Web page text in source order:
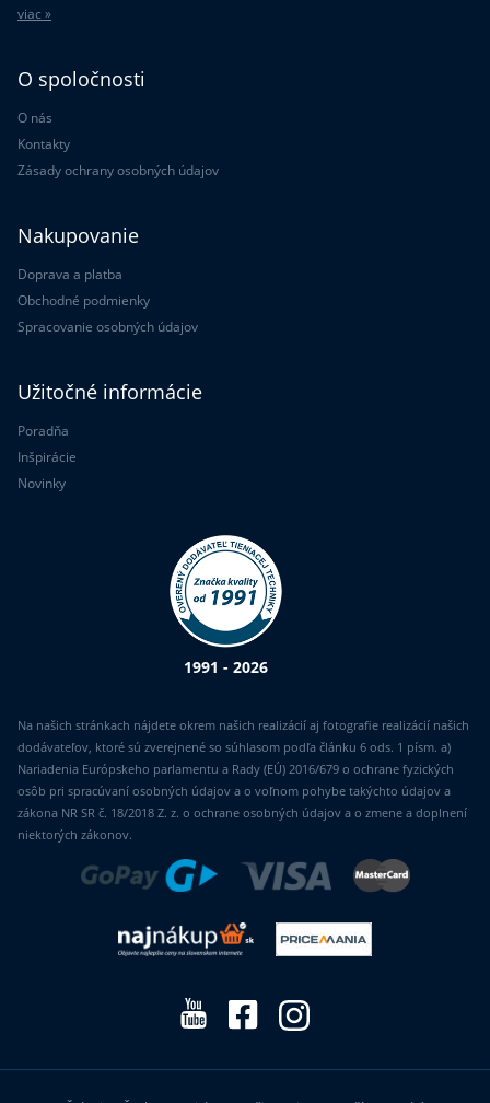
viac »
O spoločnosti
O nás
Kontakty
Zásady ochrany osobných údajov
Nakupovanie
Doprava a platba
Obchodné podmienky
Spracovanie osobných údajov
Užitočné informácie
Poradňa
Inšpirácie
Novinky
1991 - 2026
Na našich stránkach nájdete okrem našich realizácií aj fotografie realizácií našich
dodávateľov, ktoré sú zverejnené so súhlasom podľa článku 6 ods. 1 písm. a)
Nariadenia Európskeho parlamentu a Rady (EÚ) 2016/679 o ochrane fyzických
osôb pri spracúvaní osobných údajov a o voľnom pohybe takýchto údajov a
zákona NR SR č. 18/2018 Z. z. o ochrane osobných údajov a o zmene a doplnení
niektorých zákonov.